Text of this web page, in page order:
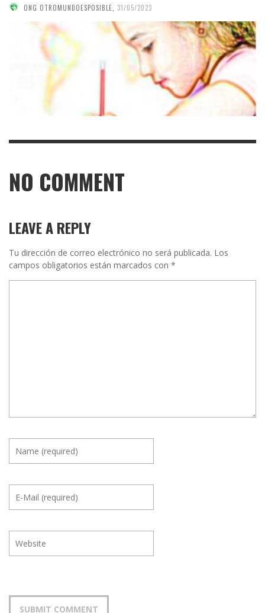
ONG OTROMUNDOESPOSIBLE 31/05/2023
NO COMMENT
LEAVE A REPLY
Tu dirección de correo electrónico no será publicada. Los
campos obligatorios están marcados con *